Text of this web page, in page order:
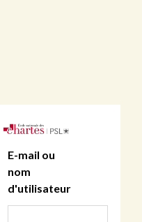
E-mail ou
nom
d'utilisateur